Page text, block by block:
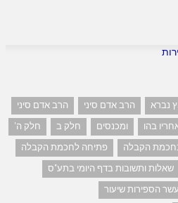
נברא הרב אדם סיני
הרב אדם סיני
בהו ומכנסים חלק ב
חלק ה'
הקבלה
פתיחה לחכמת הקבלה
שאלות ותשובות בדף היומי בתע"ס
הספירות שיעור